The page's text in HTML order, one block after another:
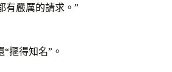
有嚴厲的請求。”
得知名”。